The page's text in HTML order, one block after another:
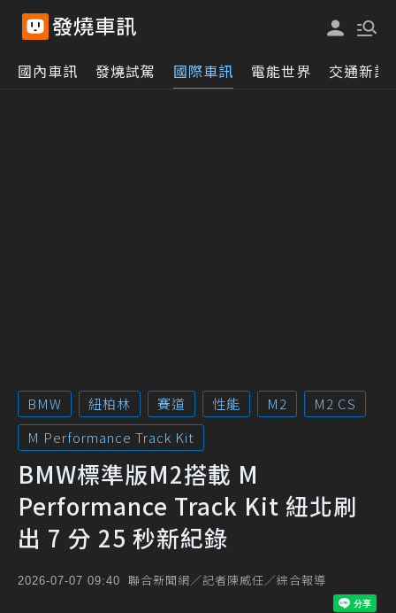
國內車訊 發燒試駕 國際車訊 電能世界 交通新訊
BMW 紐柏林 賽道 性能 M2
M2 CS
M Performance Track Kit
BMW標準版M2搭載 M
Performance Track Kit 紐北刷
出 7 分 25 秒新紀錄
2026-07-07 09:40 聯合新聞網／記者陳威任／綜合報導